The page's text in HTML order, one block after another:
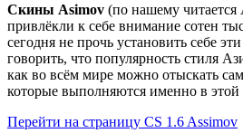
Скины Asimov (по нашему читается
привлёкли к себе внимание сотен
сегодня не прочь установить себе
говорить, что популярность стиля
как во всём мире можно отыскать
которые выполняются именно в этой
Перейти на страницу CS 1.6 Assimov